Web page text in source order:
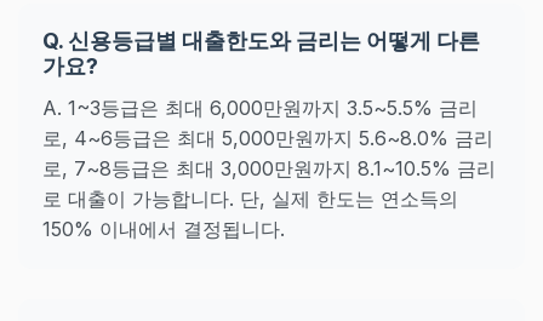
Q. 신용등급별 대출한도와 금리는 어떻게 다른
가요?
A. 1~3등급은 최대 6,000만원까지 3.5~5.5% 금리
로, 4~6등급은 최대 5,000만원까지 5.6~8.0% 금리
로, 7~8등급은 최대 3,000만원까지 8.1~10.5% 금리
로 대출이 가능합니다. 단, 실제 한도는 연소득의
150% 이내에서 결정됩니다.